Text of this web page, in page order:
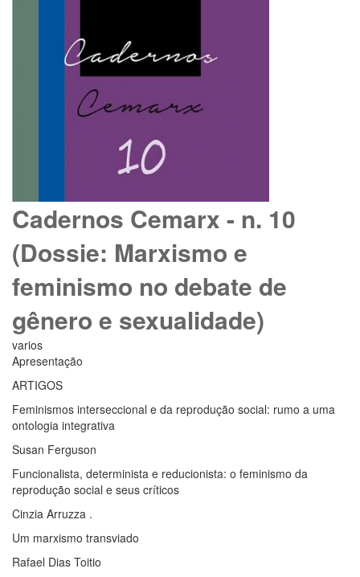
Cadernos Cemarx - n. 10
(Dossie: Marxismo e
feminismo no debate de
gênero e sexualidade)
varios
Apresentação
ARTIGOS
Feminismos interseccional e da reprodução social: rumo a uma
ontologia integrativa
Susan Ferguson
Funcionalista, determinista e reducionista: o feminismo da
reprodução social e seus críticos
Cinzia Arruzza .
Um marxismo transviado
Rafael Dias Toitio